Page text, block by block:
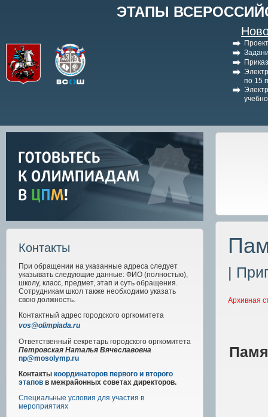
ЭТАПЫ
по 15
Контакты
При обращении на указанные адреса следует
указывать следующие данные: ФИО (полностью),
школу, класс, предмет, этап и суть обращения.
Сотрудникам школ также необходимо указать
свою должность.
Контактный адрес городского оргкомитета
vos@olimpiada.ru
Ответственный секретарь городского оргкомитета
Петровская Наталья Вячеславовна
np@mosolymp.ru
Контакты координаторов первого и второго
этапов в межрайонных советах директоров.
Специальные условия для участия в
мероприятиях
|
Архивная